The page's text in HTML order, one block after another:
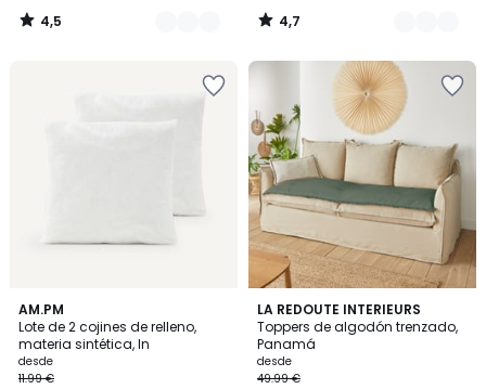
4,5
/
4,7
/
AM.PM
Lote de 2 cojines de relleno,
materia sintética, In
desde
11.99 €
4,3
/ 5
LA REDOUTE INTERIEURS
Toppers de algodón trenzado,
Panamá
desde
49.99 €
3,9
/ 5
5
Colores